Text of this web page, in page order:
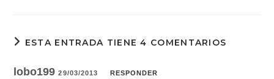
ESTA ENTRADA TIENE 4 COMENTARIOS
lobo19929/03/2013 RESPONDER